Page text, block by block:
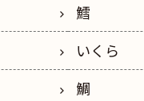
鱈
いくら
鯛